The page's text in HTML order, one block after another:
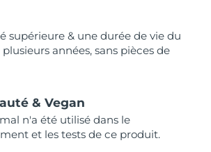
supérieure & une durée de vie du
années, sans pièces de
& Vegan
n'a été utilisé dans le
et les tests de ce produit.